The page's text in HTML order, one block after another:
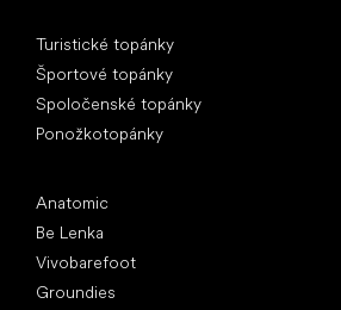
Turistické topánky
Športové topánky
Spoločenské topánky
Ponožkotopánky
Anatomic
Be Lenka
Vivobarefoot
Groundies